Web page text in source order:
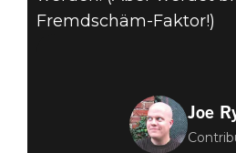
Fremdschäm-Faktor!)
Joe